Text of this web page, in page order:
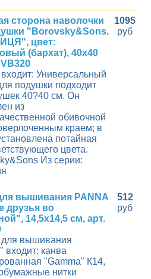
сторона наволочки
"Borovsky&Sons.
цвет:
(бархат), 40х40
Универсальный
подушки подходит
40?40 см. Он
из
обивочной
краем; в
потайная
цвета.
Из серии:
1095
руб
вышивания PANNA
друзья во
14,5x14,5 см, арт.
для вышивания
входит: канва
"Gamma" К14,
нитки
512
руб